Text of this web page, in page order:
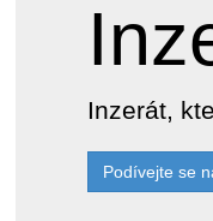
Inzerát,
Podívejte se